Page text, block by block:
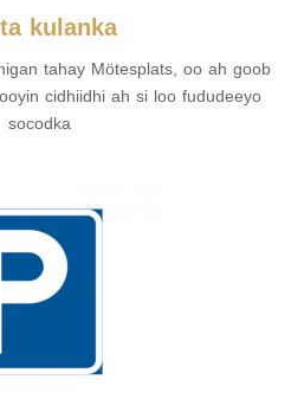
kulanka
tahay Mötesplats, oo ah goob
cidhiidhi ah si loo fududeeyo
socodka